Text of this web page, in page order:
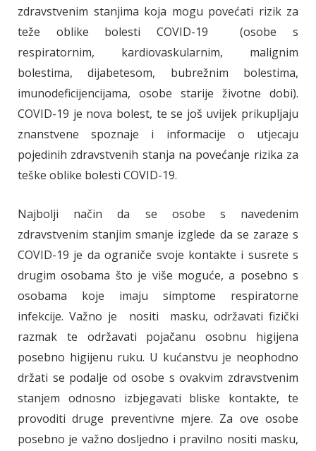
zdravstvenim stanjima koja mogu povećati rizik za
teže oblike bolesti COVID-19 (osobe s
respiratornim, kardiovaskularnim, malignim
bolestima, dijabetesom, bubrežnim bolestima,
imunodeficijencijama, osobe starije životne dobi).
COVID-19 je nova bolest, te se još uvijek prikupljaju
znanstvene spoznaje i informacije o utjecaju
pojedinih zdravstvenih stanja na povećanje rizika za
teške oblike bolesti COVID-19.
Najbolji način da se osobe s navedenim
zdravstvenim stanjim smanje izglede da se zaraze s
COVID-19 je da ograniče svoje kontakte i susrete s
drugim osobama što je više moguće, a posebno s
osobama koje imaju simptome respiratorne
infekcije. Važno je nositi masku, održavati fizički
razmak te održavati pojačanu osobnu higijena
posebno higijenu ruku. U kućanstvu je neophodno
držati se podalje od osobe s ovakvim zdravstvenim
stanjem odnosno izbjegavati bliske kontakte, te
provoditi druge preventivne mjere. Za ove osobe
posebno je važno dosljedno i pravilno nositi masku,